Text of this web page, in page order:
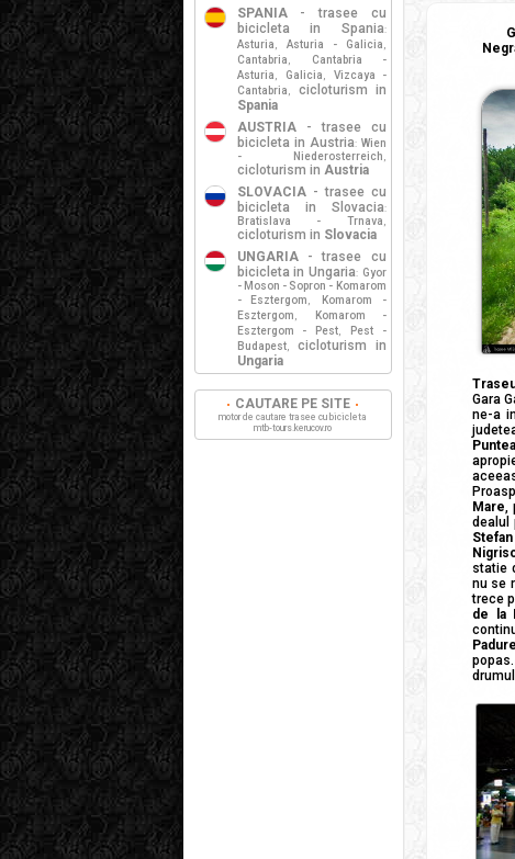
Gara
ne-a
Mare,
dealul
statie
nu se
trece
de la
SPANIA- trasee cu
bicicleta in Spania:
Asturia , Asturia - Galicia ,
Cantabria ,
Cantabria -
Asturia , Galicia ,
Vizcaya -
Cantabria ,
cicloturism in
Spania
AUSTRIA- trasee cu
bicicleta in Austria: Wien
- Niederosterreich ,
cicloturism in Austria
SLOVACIA- trasee cu
bicicleta in Slovacia:
Bratislava - Trnava ,
cicloturism in Slovacia
UNGARIA- trasee cu
bicicleta in Ungaria: Gyor
- Moson - Sopron - Komarom
- Esztergom ,
Komarom -
Esztergom ,
Komarom -
Esztergom - Pest,
Pest -
Budapest,
cicloturism in
Ungaria
CAUTARE PE SITE
motor de cautare trasee cu bicicleta
mtb-tours.kerucov.ro